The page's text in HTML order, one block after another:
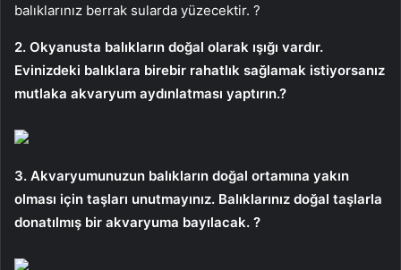
balıklarınız berrak sularda yüzecektir. ?
2. Okyanusta balıkların doğal olarak ışığı vardır.
Evinizdeki balıklara birebir rahatlık sağlamak istiyorsanız
mutlaka akvaryum aydınlatması yaptırın.?
3. Akvaryumunuzun balıkların doğal ortamına yakın
olması için taşları unutmayınız. Balıklarınız doğal taşlarla
donatılmış bir akvaryuma bayılacak. ?